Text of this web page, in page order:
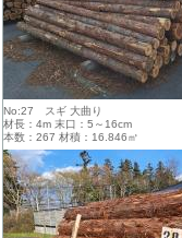
No:27 スギ 大曲り
材長：4m 末口：5～16cm
本数：267 材積：16.846㎥